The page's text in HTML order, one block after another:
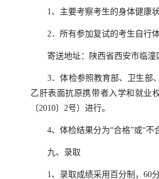
1、主要考察考生的身体健康状
2．所有参加复试的考生自行体
寄送地址：陕西省西安市临潼区
3．体检参照教育部、卫生部、
乙肝表面抗原携带者入学和就业
〔2010〕2号）进行。
4、体检结果分为“合格”或“不
九、录取
1、录取成绩采用百分制，60分